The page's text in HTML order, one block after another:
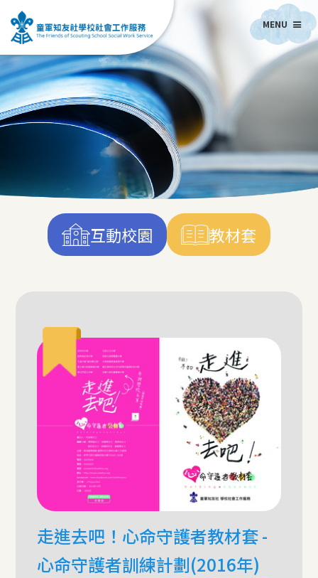
MENU
互動校園 教材套
走進去吧！心命守護者教材套 -
心命守護者訓練計劃(2016年)